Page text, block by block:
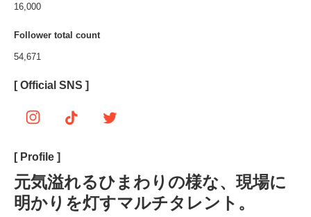
16,000
Follower total count
54,671
[ Official SNS ]
[ Profile ]
元気溢れるひまわりの様な、現場に
明かりを灯すマルチタレント。